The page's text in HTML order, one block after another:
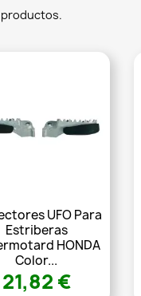
productos.
UFO Para
Estriberas
HONDA
Color...
21,82 €